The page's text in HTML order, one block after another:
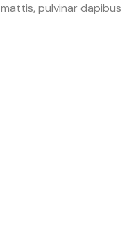
pulvinar dapibus